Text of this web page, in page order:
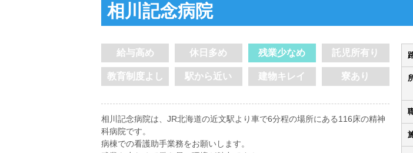
相川記念病院
給与高め 休日多め 残業少なめ 託児所有り
教育制度よし 駅から近い 建物キレイ 寮あり
相川記念病院は、JR北海道の近文駅より車で6分程の場所にある116床の精神
科病院です。
病棟での看護助手業務をお願いします。